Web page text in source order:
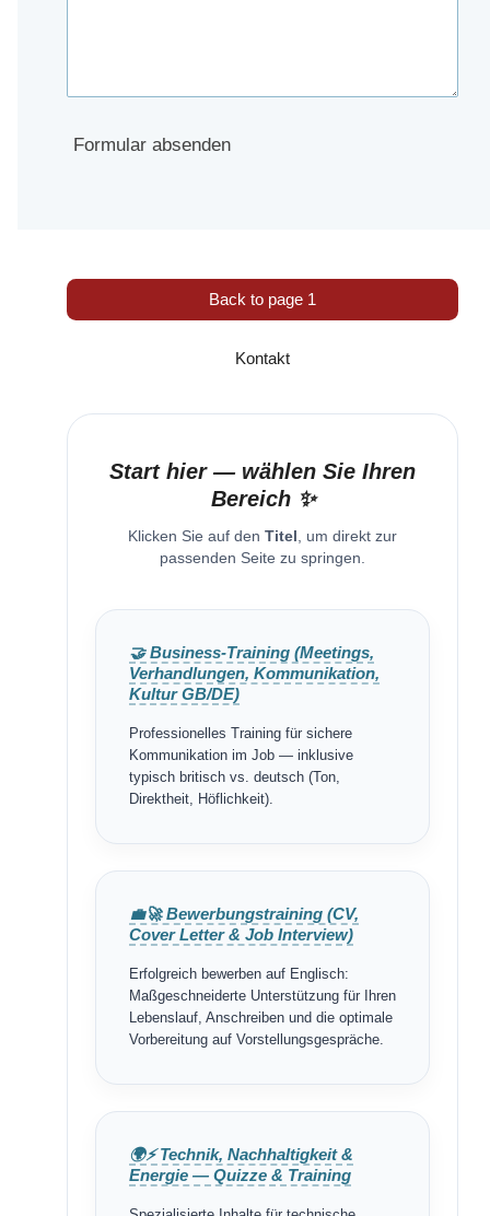
Formular absenden
Back to page 1
Kontakt
Start hier — wählen Sie Ihren
Bereich ✨
Klicken Sie auf den Titel , um direkt zur
passenden Seite zu springen.
🤝 Business-Training (Meetings,
Verhandlungen, Kommunikation,
Kultur GB/DE)
Professionelles Training für sichere
Kommunikation im Job — inklusive
typisch britisch vs. deutsch (Ton,
Direktheit, Höflichkeit).
💼🚀 Bewerbungstraining (CV,
Cover Letter & Job Interview)
Erfolgreich bewerben auf Englisch:
Maßgeschneiderte Unterstützung für Ihren
Lebenslauf, Anschreiben und die optimale
Vorbereitung auf Vorstellungsgespräche.
🌍⚡ Technik, Nachhaltigkeit &
Energie — Quizze & Training